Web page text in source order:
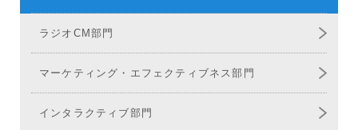
ラジオCM部門
マーケティング エフェクティブネス部門
インタラクティブ部門